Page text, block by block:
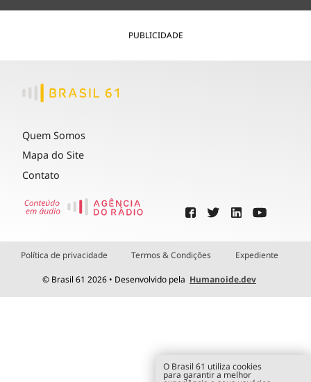
PUBLICIDADE
Quem Somos
Mapa do Site
Contato
Política de privacidade Termos & Condições Expediente
© Brasil 61 2026 • Desenvolvido pela Humanoide.dev
O Brasil 61 utiliza cookies
para garantir a melhor